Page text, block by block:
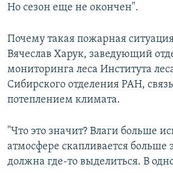
Но сезон еще не окончен".
Почему такая пожарная
Вячеслав Харук, заведующий
мониторинга леса Института
Сибирского отделения РАН,
потеплением климата.
"Что это значит? Влаги больше
атмосфере скапливается больше
должна где-то выделиться. В